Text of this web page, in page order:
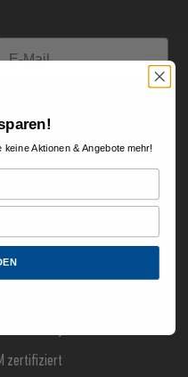
unserer
du dich auch jederzeit wieder
zertifiziert
keine Aktionen & Angebote mehr!